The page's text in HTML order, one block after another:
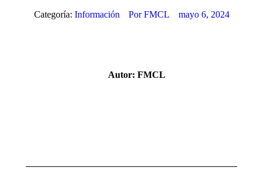
Categoría: Información PorFMCL mayo 6, 2024
Autor: FMCL